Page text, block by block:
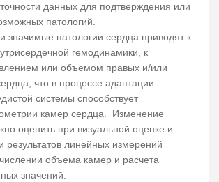
данных для подтверждения или
патологий.
значимые патологии сердца приводят к
гемодинамики, к
или объемом правых и/или
что в процессе адаптации
системы способствует
камер сердца. Изменение
оценить при визуальной оценке и
результатов линейных измерений
объема камер и расчета
значений.